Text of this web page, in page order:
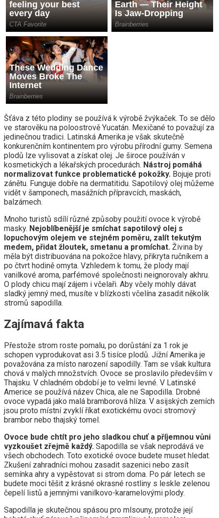
Šťáva z této plodiny se používá k výrobě žvýkaček. To se dělo
ve starověku na poloostrově Yucatán. Mexičané to považují za
jedinečnou tradici. Latinská Amerika je však skutečně
konkurenčním kontinentem pro výrobu přírodní gumy. Semena
plodů lze vylisovat a získat olej. Je široce používán v
kosmetických a lékařských procedurách. Nástroj pomáhá
normalizovat funkce problematické pokožky. Bojuje proti
zánětu. Funguje dobře na dermatitidu. Sapotilový olej můžeme
vidět v šamponech, masážních přípravcích, maskách,
balzámech.
Mnoho turistů sdílí různé způsoby použití ovoce k výrobě
masky. Nejoblíbenější je smíchat sapotilový olej s
lopuchovým olejem ve stejném poměru, zalít tekutým
medem, přidat žloutek, smetanu a promíchat. Živina by
měla být distribuována na pokožce hlavy, přikryta ručníkem a
po čtvrt hodině omyta. Vzhledem k tomu, že plody mají
vanilkové aroma, parfémové společnosti neignorovaly akhru.
O plody chicu mají zájem i včelaři. Aby včely mohly dávat
sladký jemný med, musíte v blízkosti včelína zasadit několik
stromů sapodilla.
Zajímavá fakta
Přestože strom roste pomalu, po dorůstání za 1 rok je
schopen vyprodukovat asi 3.5 tisíce plodů. Jižní Amerika je
považována za místo narození sapodilly. Tam se však kultura
chová v malých množstvích. Ovoce se proslavilo především v
Thajsku. V chladném období je to velmi levné. V Latinské
Americe se používá název Chica, ale ne Sapodilla. Drobné
ovoce vypadá jako malá bramborová hlíza. V asijských zemích
jsou proto místní zvyklí říkat exotickému ovoci stromový
brambor nebo thajský tomel.
Ovoce bude chtít pro jeho sladkou chuť a příjemnou vůni
vyzkoušet zřejmě každý. Sapodilla se však neprodává ve
všech obchodech. Toto exotické ovoce budete muset hledat.
Zkušení zahradníci mohou zasadit sazenici nebo zasít
semínka ahry a vypěstovat si strom doma. Po pár letech se
budete moci těšit z krásné okrasné rostliny s leskle zelenou
čepelí listů a jemnými vanilkovo-karamelovými plody.
Sapodilla je skutečnou spásou pro mlsouny, protože její